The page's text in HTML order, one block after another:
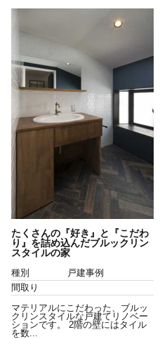
たくさんの『好き』と『こだわ
り』を詰め込んだブルックリン
スタイルの家
種別
戸建事例
間取り
マテリアルにこだわった、ブルッ
クリンスタイルな戸建てリノベー
ションです。 2階の壁にはタイル
を数...